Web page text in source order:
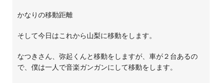
かなりの移動距離
そして今日はこれから山梨に移動をします。
なつきさん、弥起くんと移動をしますが、車が２台あるの
で、僕は一人で音楽ガンガンにして移動をします。